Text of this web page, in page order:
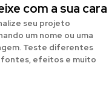
com a sua cara
seu projeto
um nome ou uma
Teste diferentes
fontes, efeitos e muito